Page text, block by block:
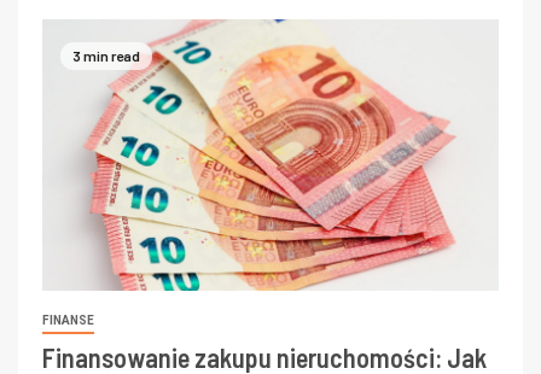
3 min read
FINANSE
Finansowanie zakupu nieruchomości: Jak